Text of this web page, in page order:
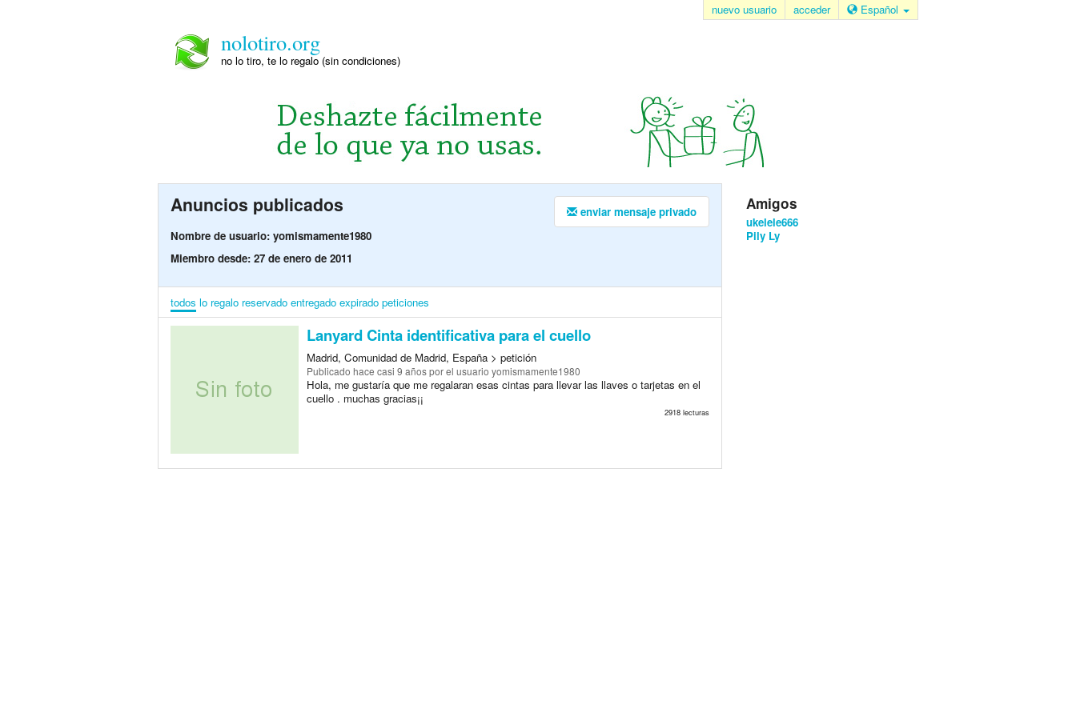
nuevo usuario acceder Español
nolotiro.org
no lo tiro, te lo regalo (sin condiciones)
enviar mensaje privado
Anuncios publicados
Nombre de usuario: yomismamente1980
Miembro desde: 27 de enero de 2011
todos lo regalo reservado entregado expirado peticiones
Lanyard Cinta identificativa para el cuello
Madrid, Comunidad de Madrid, España > petición
Publicado hace casi 9 añospor el usuario yomismamente1980
Hola, me gustaría que me regalaran esas cintas para llevar las llaves o tarjetas en el
cuello . muchas gracias¡¡
2918 lecturas
Amigos
ukelele666
Pily Ly